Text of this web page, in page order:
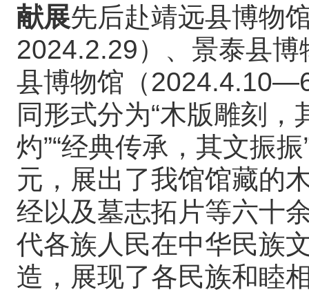
献展先后赴靖远县博物
2024.2.29）、景泰县
县博物馆（
同形式分为“木版雕刻，
灼”“经典传承，其文振
元，展出了我馆馆藏的
经以及墓志拓片等六十
代各族人民在中华民族
造，展现了各民族和睦